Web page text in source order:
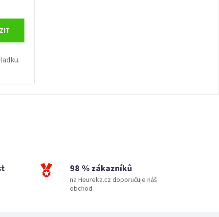
98 % zákazníků
na Heureka.cz doporučuje náš
obchod